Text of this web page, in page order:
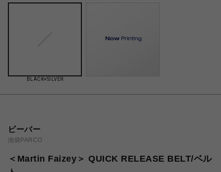
BLACK×SILVER
ビーバー
池袋PARCO
＜Martin Faizey＞ QUICK RELEASE BELT/ベル